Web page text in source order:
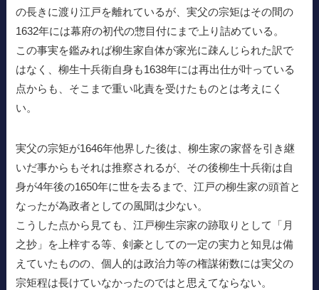
の長きに渡り江戸を離れているが、実父の宗矩はその間の
1632年には幕府の初代の惣目付にまで上り詰めている。
この事実を鑑みれば柳生家自体が家光に疎んじられた訳で
はなく、柳生十兵衛自身も1638年には再出仕が叶っている
点からも、そこまで重い叱責を受けたものとは考えにく
い。
実父の宗矩が1646年他界した後は、柳生家の家督を引き継
いだ事からもそれは推察されるが、その後柳生十兵衛は自
身が4年後の1650年に世を去るまで、江戸の柳生家の頭首と
なったが為政者としての風聞は少ない。
こうした点から見ても、江戸柳生宗家の跡取りとして「月
之抄」を上梓する等、剣豪としての一定の実力と知見は備
えていたものの、個人的は政治力等の権謀術数には実父の
宗矩程は長けていなかったのではと思えてならない。